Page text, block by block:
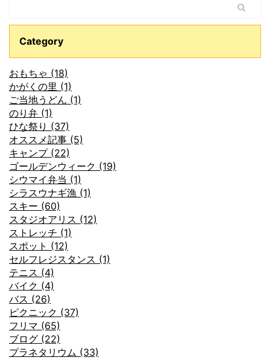
Category
おもちゃ (18)
かがくの里 (1)
ご当地うどん (1)
のり弁 (1)
ひな祭り (37)
オススメ記事 (5)
キャンプ (22)
ゴールデンウィーク (19)
シウマイ弁当 (1)
シラスウナギ漁 (1)
スキー (60)
スタジオアリス (12)
ストレッチ (1)
スポット (12)
セルフレジスタンス (1)
テニス (4)
バイク (4)
バス (26)
ピクニック (37)
フリマ (65)
ブログ (22)
プラネタリウム (33)